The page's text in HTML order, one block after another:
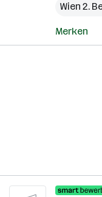
Wien 2.
Merken